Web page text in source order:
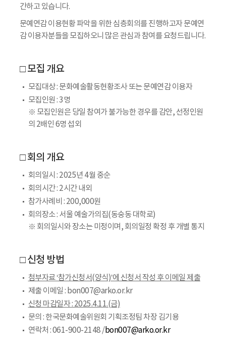
간하고 있습니다.
문예연감 이용현황 파악을 위한 심층회의를 진행하고자 문예연
감 이용자분들을 모집하오니 많은 관심과 참여를 요청드립니다.
□ 모집 개요
모집대상 : 문화예술활동현황조사 또는 문예연감 이용자
모집인원 : 3명
※ 모집인원은 당일 참여가 불가능한 경우를 감안, 선정인원
의 2배인 6명 섭외
□ 회의 개요
회의일시 : 2025년 4월 중순
회의시간 : 2시간 내외
참가사례비 : 200,000원
회의장소 : 서울 예술가의집(동숭동 대학로)
※ 회의일시와 장소는 미정이며, 회의일정 확정 후 개별 통지
□ 신청 방법
첨부자료 ‘참가신청서(양식)’에 신청서 작성 후 이메일 제출
제출 이메일 : bon007@arko.or.kr
신청 마감일자 : 2025.4.11.(금)
문의 : 한국문화예술위원회 기획조정팀 차장 김기용
연락처 : 061-900-2148 /bon007@arko.or.kr